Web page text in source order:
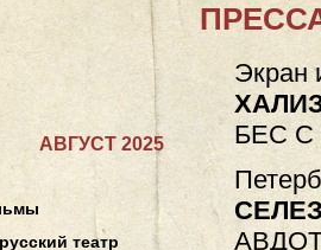
Экран
БЕС
АВГУСТ 2025
театр